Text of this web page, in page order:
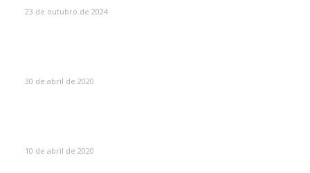
23 de outubro de 2024
30 de abril de 2020
10 de abril de 2020